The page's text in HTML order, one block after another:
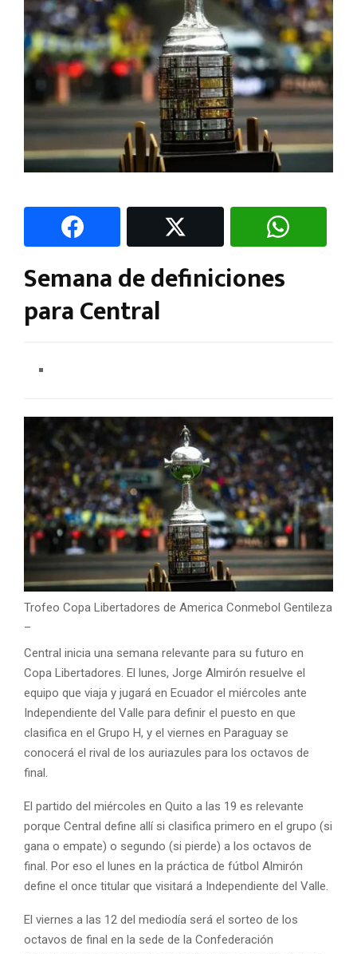
Semana de definiciones
para Central
Trofeo Copa Libertadores de America Conmebol Gentileza
–
Central inicia una semana relevante para su futuro en
Copa Libertadores. El lunes, Jorge Almirón resuelve el
equipo que viaja y jugará en Ecuador el miércoles ante
Independiente del Valle para definir el puesto en que
clasifica en el Grupo H, y el viernes en Paraguay se
conocerá el rival de los auriazules para los octavos de
final.
El partido del miércoles en Quito a las 19 es relevante
porque Central define allí si clasifica primero en el grupo (si
gana o empate) o segundo (si pierde) a los octavos de
final. Por eso el lunes en la práctica de fútbol Almirón
define el once titular que visitará a Independiente del Valle.
El viernes a las 12 del mediodía será el sorteo de los
octavos de final en la sede de la Confederación